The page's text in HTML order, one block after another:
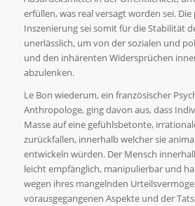
erfüllen, was real versagt worden sei.
Inszenierung sei somit für die Stabilität
unerlässlich, um von der sozialen und
und den inhärenten Widersprüchen
abzulenken.
Le Bon wiederum, ein französischer
Anthropologe, ging davon aus, dass
Masse auf eine gefühlsbetonte,
zurückfallen, innerhalb welcher sie
entwickeln würden. Der Mensch
leicht empfänglich, manipulierbar und
wegen ihres mangelnden
vorausgegangenen Aspekte und der